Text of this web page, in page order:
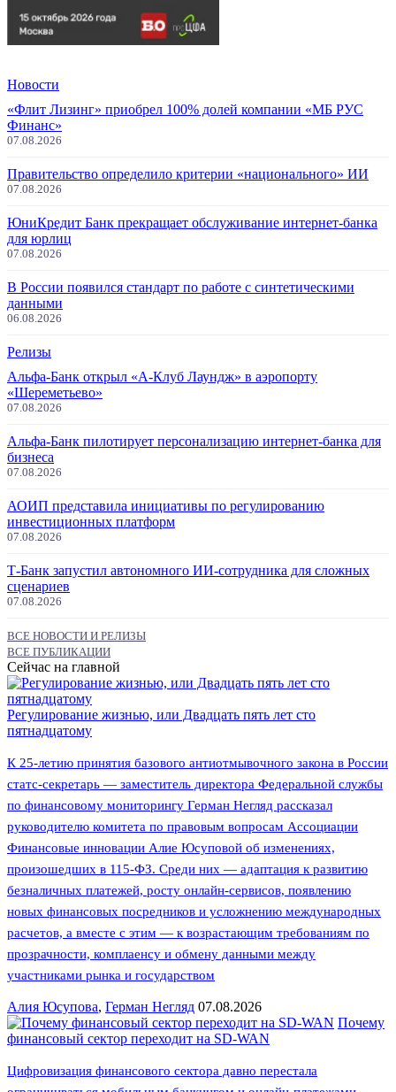
Новости
«Флит Лизинг» приобрел 100% долей компании «МБ РУС
Финанс»
07.08.2026
Правительство определило критерии «национального» ИИ
07.08.2026
ЮниКредит Банк прекращает обслуживание интернет-банка
для юрлиц
07.08.2026
В России появился стандарт по работе с синтетическими
данными
06.08.2026
Релизы
Альфа-Банк открыл «А-Клуб Лаундж» в аэропорту
«Шереметьево»
07.08.2026
Альфа-Банк пилотирует персонализацию интернет-банка для
бизнеса
07.08.2026
АОИП представила инициативы по регулированию
инвестиционных платформ
07.08.2026
Т-Банк запустил автономного ИИ-сотрудника для сложных
сценариев
07.08.2026
ВСЕ НОВОСТИ И РЕЛИЗЫ
ВСЕ ПУБЛИКАЦИИ
Сейчас на главной
Регулирование жизнью, или Двадцать пять лет сто
пятнадцатому
К 25-летию принятия базового антиотмывочного закона в России
статс-секретарь — заместитель директора Федеральной службы
по финансовому мониторингу Герман Негляд рассказал
руководителю комитета по правовым вопросам Ассоциации
Финансовые инновации Алие Юсуповой об изменениях,
произошедших в 115-ФЗ. Среди них — адаптация к развитию
безналичных платежей, росту онлайн-сервисов, появлению
новых финансовых посредников и усложнению международных
расчетов, а вместе с этим — к возрастающим требованиям по
прозрачности, комплаенсу и обмену данными между
участниками рынка и государством
Алия Юсупова, Герман Негляд 07.08.2026
Почему
финансовый сектор переходит на SD-WAN
Цифровизация финансового сектора давно перестала